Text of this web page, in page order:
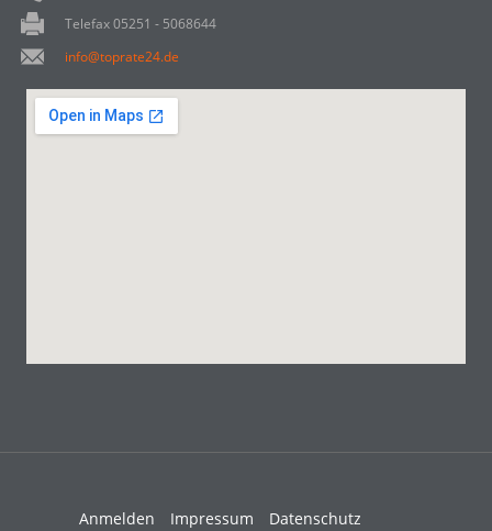
Telefax 05251 - 5068644
info@toprate24.de
Anmelden Impressum Datenschutz